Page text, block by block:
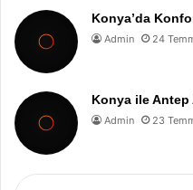
Konya’da
Admin 24
Konya ile Antep
Admin 23